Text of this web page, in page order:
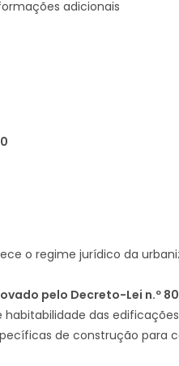
adicionais
o regime jurídico da
pelo Decreto-Lei n.º
das
de construção para